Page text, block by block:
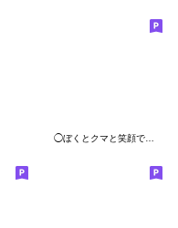
◯ぼくとクマと笑顔でつっこむ仲間達◯